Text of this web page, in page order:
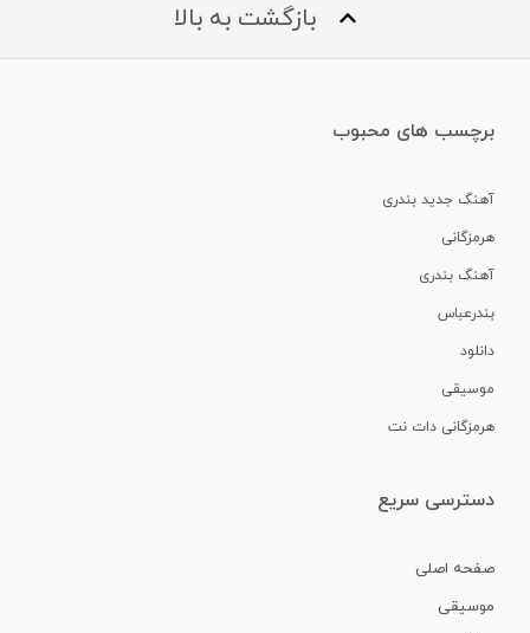
بازگشت به بالا
برچسب های محبوب
آهنگ جدید بندری
هرمزگانی
آهنگ بندری
بندرعباس
دانلود
موسیقی
هرمزگانی دات نت
دسترسی سریع
صفحه اصلی
موسیقی